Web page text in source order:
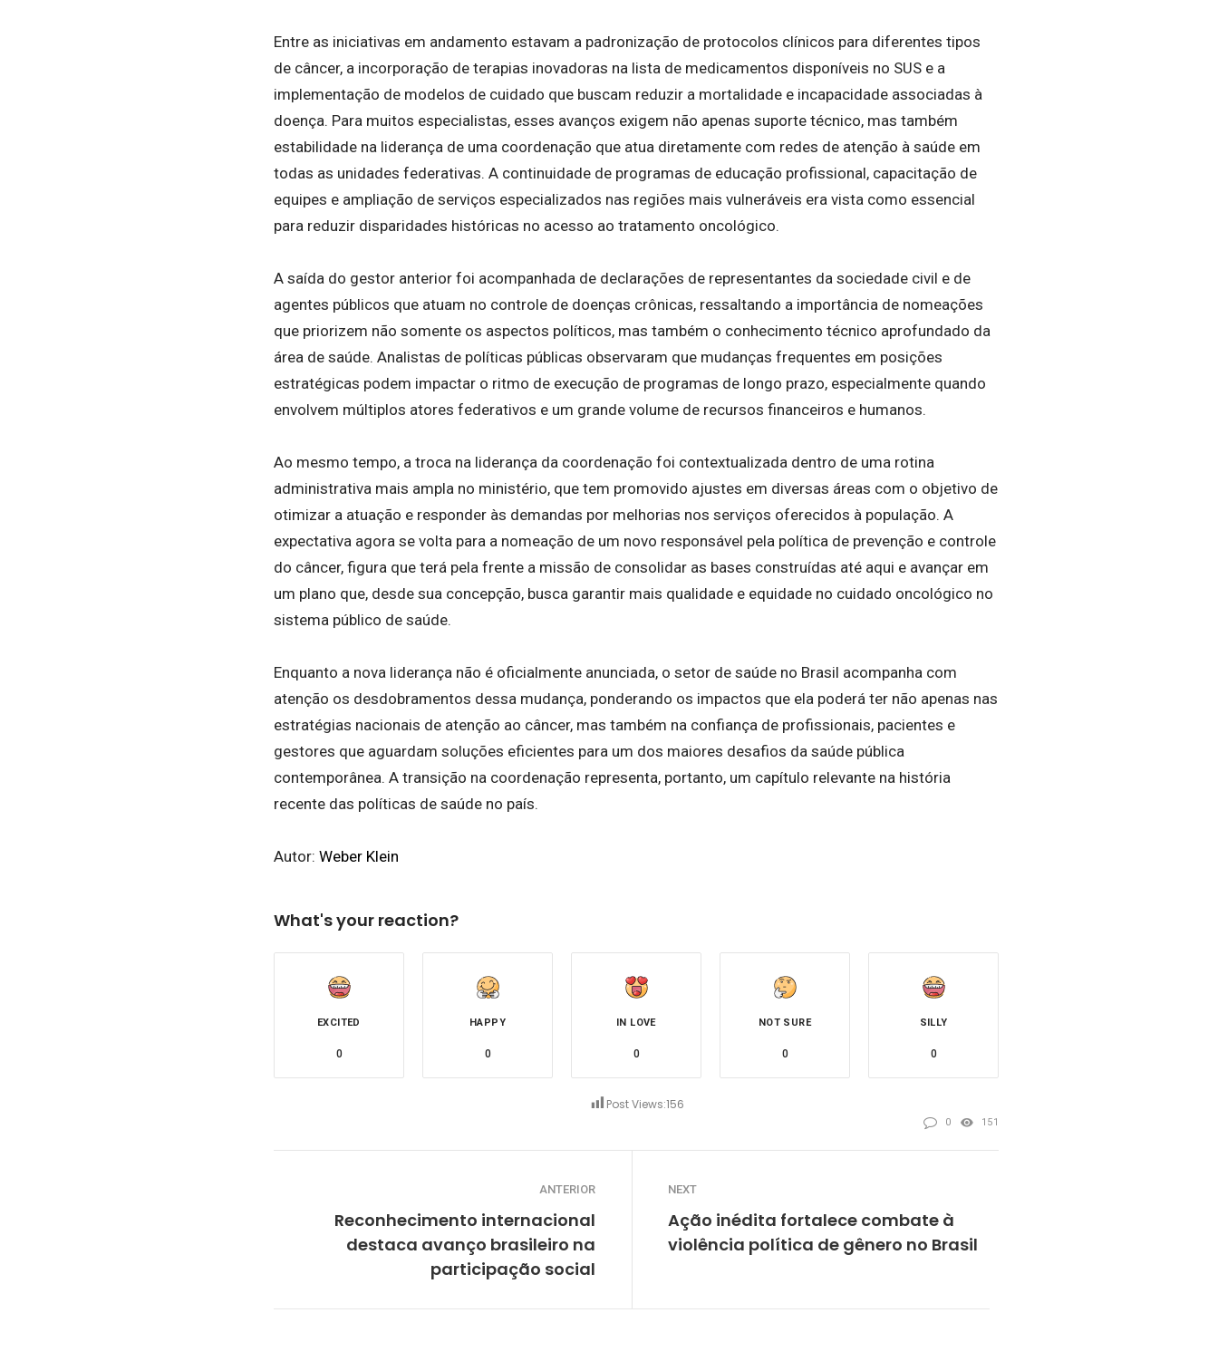
Entre as iniciativas em andamento estavam a padronização de protocolos clínicos para diferentes tipos
de câncer, a incorporação de terapias inovadoras na lista de medicamentos disponíveis no SUS e a
implementação de modelos de cuidado que buscam reduzir a mortalidade e incapacidade associadas à
doença. Para muitos especialistas, esses avanços exigem não apenas suporte técnico, mas também
estabilidade na liderança de uma coordenação que atua diretamente com redes de atenção à saúde em
todas as unidades federativas. A continuidade de programas de educação profissional, capacitação de
equipes e ampliação de serviços especializados nas regiões mais vulneráveis era vista como essencial
para reduzir disparidades históricas no acesso ao tratamento oncológico.
A saída do gestor anterior foi acompanhada de declarações de representantes da sociedade civil e de
agentes públicos que atuam no controle de doenças crônicas, ressaltando a importância de nomeações
que priorizem não somente os aspectos políticos, mas também o conhecimento técnico aprofundado da
área de saúde. Analistas de políticas públicas observaram que mudanças frequentes em posições
estratégicas podem impactar o ritmo de execução de programas de longo prazo, especialmente quando
envolvem múltiplos atores federativos e um grande volume de recursos financeiros e humanos.
Ao mesmo tempo, a troca na liderança da coordenação foi contextualizada dentro de uma rotina
administrativa mais ampla no ministério, que tem promovido ajustes em diversas áreas com o objetivo de
otimizar a atuação e responder às demandas por melhorias nos serviços oferecidos à população. A
expectativa agora se volta para a nomeação de um novo responsável pela política de prevenção e controle
do câncer, figura que terá pela frente a missão de consolidar as bases construídas até aqui e avançar em
um plano que, desde sua concepção, busca garantir mais qualidade e equidade no cuidado oncológico no
sistema público de saúde.
Enquanto a nova liderança não é oficialmente anunciada, o setor de saúde no Brasil acompanha com
atenção os desdobramentos dessa mudança, ponderando os impactos que ela poderá ter não apenas nas
estratégias nacionais de atenção ao câncer, mas também na confiança de profissionais, pacientes e
gestores que aguardam soluções eficientes para um dos maiores desafios da saúde pública
contemporânea. A transição na coordenação representa, portanto, um capítulo relevante na história
recente das políticas de saúde no país.
Autor: Weber Klein
Post Views:156
What's your reaction?
EXCITED
0
HAPPY
0
IN LOVE
0
NOT SURE
0
SILLY
0
0 151
ANTERIOR
Reconhecimento internacional
destaca avanço brasileiro na
participação social
NEXT
Ação inédita fortalece combate à
violência política de gênero no Brasil